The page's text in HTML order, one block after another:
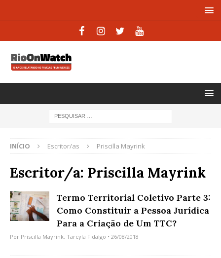
INÍCIO Escritor/as Priscilla Mayrink
Escritor/a: Priscilla Mayrink
Termo Territorial Coletivo Parte 3:
Como Constituir a Pessoa Jurídica
Para a Criação de Um TTC?
Por Priscilla Mayrink, Tarcyla Fidalgo • 26/08/2018